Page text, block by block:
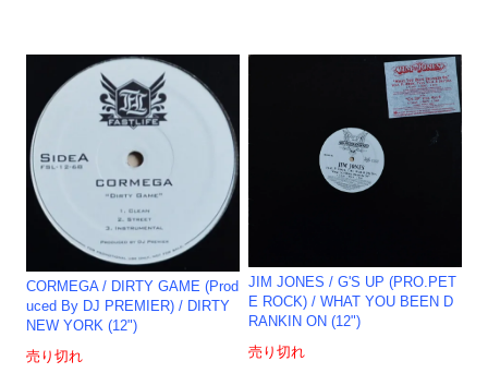
CORMEGA / DIRTY GAME (Prod
uced By DJ PREMIER) / DIRTY
NEW YORK (12")
売り切れ
JIM JONES / G'S UP (PRO.PET
E ROCK) / WHAT YOU BEEN D
RANKIN ON (12")
売り切れ